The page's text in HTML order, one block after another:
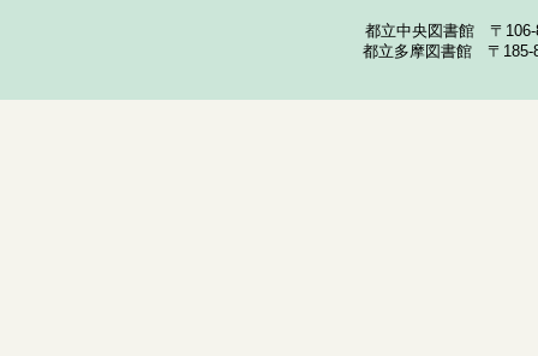
都立中央図書館 〒
都立多摩図書館 〒185-